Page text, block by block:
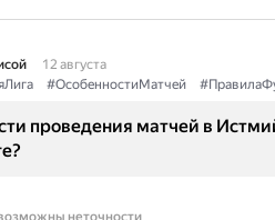
12 августа
#ОсобенностиМатчей
проведения матчей в
неточности